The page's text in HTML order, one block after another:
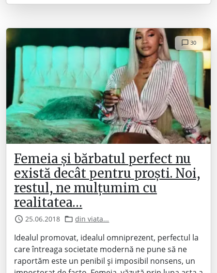
30
Femeia și bărbatul perfect nu
există decât pentru proști. Noi,
restul, ne mulțumim cu
realitatea…
25.06.2018 din viata...
Idealul promovat, idealul omniprezent, perfectul la
care întreaga societate modernă ne pune să ne
raportăm este un penibil și imposibil nonsens, un